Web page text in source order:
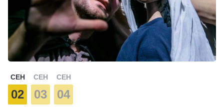
СЕН
02
СЕН
03
СЕН
04